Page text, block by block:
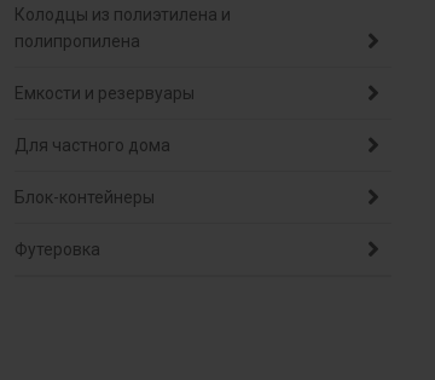
Колодцы из полиэтилена и
полипропилена
Емкости и резервуары
Для частного дома
Блок-контейнеры
Футеровка